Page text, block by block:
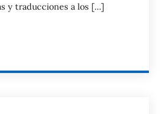
y traducciones a los […]